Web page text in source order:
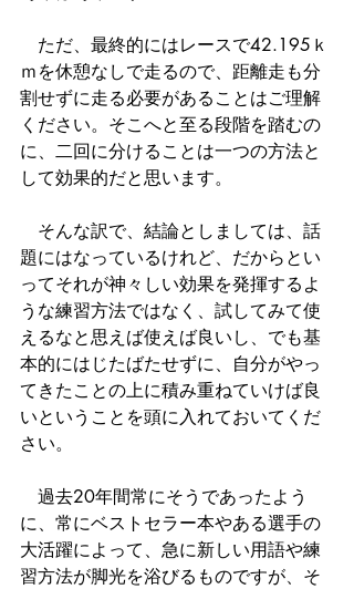
ただ、最終的にはレースで42.195ｋ
ｍを休憩なしで走るので、距離走も分
割せずに走る必要があることはご理解
ください。そこへと至る段階を踏むの
に、二回に分けることは一つの方法と
して効果的だと思います。
そんな訳で、結論としましては、話
題にはなっているけれど、だからとい
ってそれが神々しい効果を発揮するよ
うな練習方法ではなく、試してみて使
えるなと思えば使えば良いし、でも基
本的にはじたばたせずに、自分がやっ
てきたことの上に積み重ねていけば良
いということを頭に入れておいてくだ
さい。
過去20年間常にそうであったよう
に、常にベストセラー本やある選手の
大活躍によって、急に新しい用語や練
習方法が脚光を浴びるものですが、そ